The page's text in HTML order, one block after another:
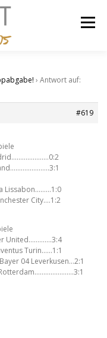
Menü
› Antwort auf:
#619
Lissabon………1:0
City….1:2
United………….3:4
Turin……1:1
04 Leverkusen…2:1